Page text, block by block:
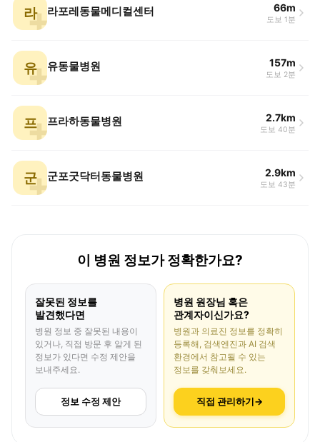
라 라포레동물메디컬센터 66m
도보 1분
유 유동물병원 157m
도보 2분
프 프라하동물병원 2.7km
도보 40분
군 군포굿닥터동물병원 2.9km
도보 43분
이 병원 정보가 정확한가요?
잘못된 정보를
발견했다면
병원 정보 중 잘못된 내용이
있거나, 직접 방문 후 알게 된
정보가 있다면 수정 제안을
보내주세요.
정보 수정 제안
병원 원장님 혹은
관계자이신가요?
병원과 의료진 정보를 정확히
등록해, 검색엔진과 AI 검색
환경에서 참고될 수 있는
정보를 갖춰보세요.
직접 관리하기→